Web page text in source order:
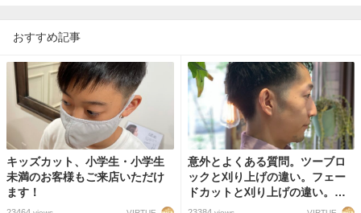
おすすめ記事
キッズカット、小学生・小学生
未満のお客様もご来店いただけ
ます！
意外とよくある質問。ツーブロ
ックと刈り上げの違い。フェー
ドカットと刈り上げの違い。イ
メージの共有できない失敗。